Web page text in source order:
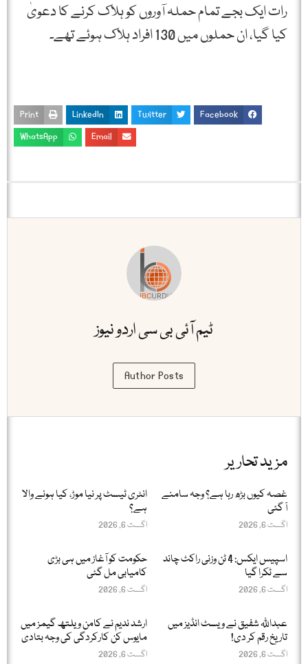
رات ایک بجے تمام حملہ آوروں کو ہلاک کرنے کا دعویٰ
کیا گیا، ان حملوں میں 130 افراد ہلاک ہوئے تھے۔
Facebook
Twitter
LinkedIn
Print
Email
WhatsApp
ٹیم آئی بی سی اردو نیوز
Author Posts
مزید تحاریر
غصہ کیوں بڑھ رہا ہے؟ وجہ سامنے
آ گئی
اگست 6, 2026
انٹری ٹیسٹ پر نیا موڑ، کیا ہونے والا
ہے؟
اگست 6, 2026
اسپیس ایکس: 4 ٹن وزنی راکٹ چاند
سے ٹکرا گیا
اگست 6, 2026
حکومت کو آغاز میں ہی بڑی
کامیابی مل گئی
اگست 6, 2026
عبداللّٰہ شفیق نے ویسٹ انڈیز میں
تاریخ رقم کر دی!
اگست 6, 2026
ارشد ندیم نے کامن ویلتھ گیمز میں
مایوس کن کارکردگی کی وجہ بتادی
اگست 6, 2026